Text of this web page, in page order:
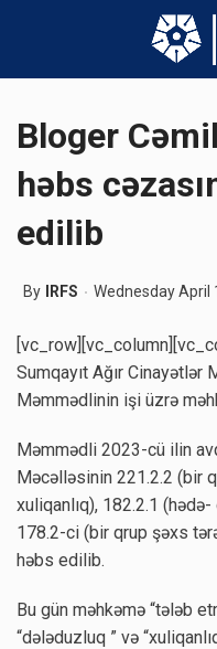
Bloger
həbs
edilib
By IRFS Wednesday April
Sumqayıt Ağır
Məmmədlinin işi üzrə
Məmmədli 2023-cü ilin
Məcəlləsinin 221.2.2 (bir
xuliqanlıq), 182.2.1
178.2-ci (bir qrup şəxs
həbs edilib.
Bu gün məhkəmə “tələb
“dələduzluq ” və